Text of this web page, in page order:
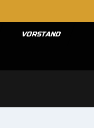
VORSTAND